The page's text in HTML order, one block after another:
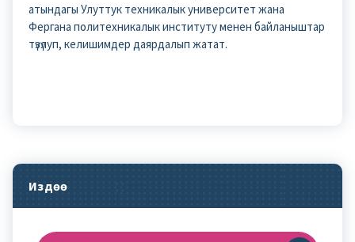
атындагы Улуттук техникалык университет жана
Фергана политехникалык институту менен байланыштар
түзүлуп, келишимдер даярдалып жатат.
Издөө